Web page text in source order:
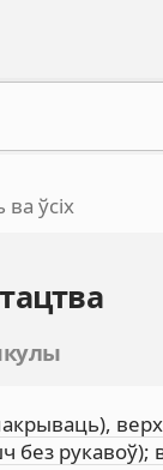
ўсіх
без